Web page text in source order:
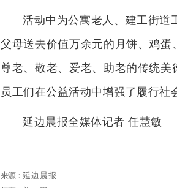
活动中为公寓老人、建工街道
父母送去价值万余元的月饼、鸡
尊老、敬老、爱老、助老的传统
员工们在公益活动中增强了履行社
延边晨报全媒体记者 任慧敏
来源： 延边晨报